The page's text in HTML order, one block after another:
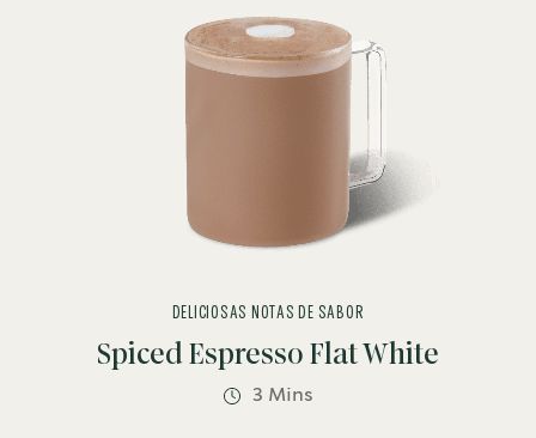
Spiced Espresso Flat White
DELICIOSAS NOTAS DE SABOR
3 Mins